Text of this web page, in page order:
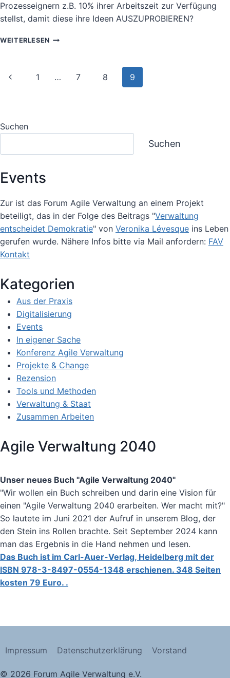
Prozesseignern z.B. 10% ihrer Arbeitszeit zur Verfügung
stellst, damit diese ihre Ideen AUSZUPROBIEREN?
WEITERLESEN BRIEFKÄSTEN
DAMIT
Seitennavigation
Vorherige
1 … 7 8 9
Suchen
Suchen
Events
Zur ist das Forum Agile Verwaltung an einem Projekt
beteiligt, das in der Folge des Beitrags "Verwaltung
entscheidet Demokratie" von Veronika Lévesque ins Leben
gerufen wurde. Nähere Infos bitte via Mail anfordern: FAV
Kontakt
Kategorien
Aus der Praxis
Digitalisierung
Events
In eigener Sache
Konferenz Agile Verwaltung
Projekte & Change
Rezension
Tools und Methoden
Verwaltung & Staat
Zusammen Arbeiten
Agile Verwaltung 2040
Unser neues Buch "Agile Verwaltung 2040"
"Wir wollen ein Buch schreiben und darin eine Vision für
einen "Agile Verwaltung 2040 erarbeiten. Wer macht mit?"
So lautete im Juni 2021 der Aufruf in unserem Blog, der
den Stein ins Rollen brachte. Seit September 2024 kann
man das Ergebnis in die Hand nehmen und lesen.
Das Buch ist im Carl-Auer-Verlag, Heidelberg mit der
ISBN 978-3-8497-0554-1348 erschienen. 348 Seiten
kosten 79 Euro. .
Impressum Datenschutzerklärung Vorstand
© 2026 Forum Agile Verwaltung e.V.